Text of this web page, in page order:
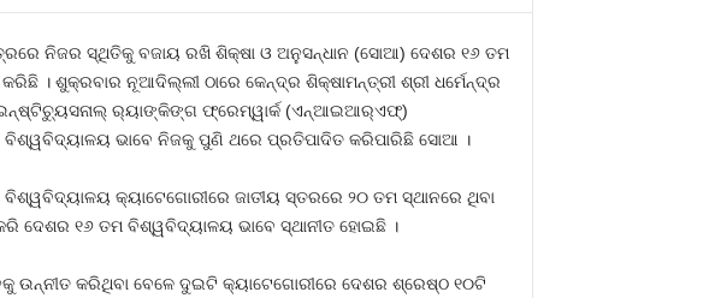
ନିଜର ସ୍ଥିତିକୁ ବଜାୟ ରଖି ଶିକ୍ଷା ଓ ଅନୁସନ୍ଧାନ (ସୋଆ) ଦେଶର ୧୬ ତମ
। ଶୁକ୍ରବାର ନୂଆଦିଲ୍ଲୀ ଠାରେ କେନ୍ଦ୍ର ଶିକ୍ଷାମନ୍ତ୍ରୀ ଶ୍ରୀ ଧର୍ମେନ୍ଦ୍ର
ଇନ୍‌ଷ୍ଟିଚ୍ୟୁସନାଲ୍ ର‌୍ୟାଙ୍କିଙ୍ଗ ଫ୍ରେମ୍‌ୱାର୍କ (ଏନ୍‌ଆଇଆର୍‌ଏଫ୍‌)
ଭାବେ ନିଜକୁ ପୁଣି ଥରେ ପ୍ରତିପାଦିତ କରିପାରିଛି ସୋଆ ।
କ୍ୟାଟେଗୋରୀରେ ଜାତୀୟ ସ୍ତରରେ ୨୦ ତମ ସ୍ଥାନରେ ଥିବା
ଦେଶର ୧୬ ତମ ବିଶ୍ୱବିଦ୍ୟାଳୟ ଭାବେ ସ୍ଥାନୀତ ହୋଇଛି ।
ଉନ୍ନୀତ କରିଥିବା ବେଳେ ଦୁଇଟି କ୍ୟାଟେଗୋରୀରେ ଦେଶର ଶ୍ରେଷ୍ଠ ୧୦ଟି